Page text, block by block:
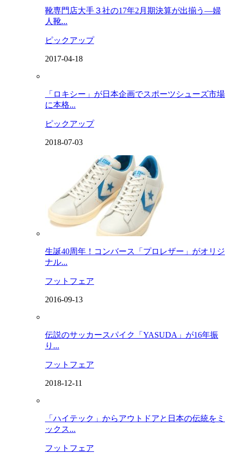
靴専門店大手３社の17年2月期決算が出揃う―婦
人靴...
ピックアップ
2017-04-18
「ロキシー」が日本企画でスポーツシューズ市場
に本格...
ピックアップ
2018-07-03
生誕40周年！コンバース「プロレザー」がオリジ
ナル...
フットフェア
2016-09-13
伝説のサッカースパイク「YASUDA」が16年振
り...
フットフェア
2018-12-11
「ハイテック」からアウトドアと日本の伝統をミ
ックス...
フットフェア